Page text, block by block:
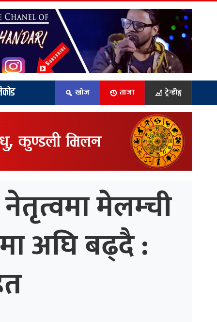
खोज ताजा ट्रेन्डीङ्ग
मेलम्ची
अघि बढ्दै :